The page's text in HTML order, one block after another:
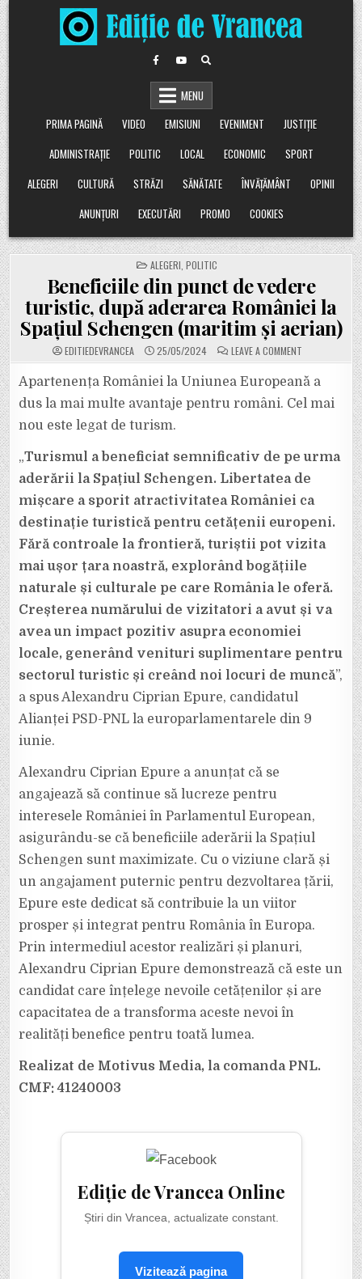
Skip
to
content
MENU
PRIMA PAGINĂ
VIDEO EMISIUNI EVENIMENT
JUSTIȚIE
ADMINISTRAȚIE
POLITIC LOCAL ECONOMIC
SPORT
ALEGERI
CULTURĂ STRĂZI SĂNĂTATE ÎNVĂȚĂMÂNT
OPINII
ANUNȚURI
EXECUTĂRI PROMO COOKIES
POSTED
IN
ALEGERI POLITIC
Beneficiile din punct de vedere
turistic, după aderarea României la
Spațiul Schengen (maritim și aerian)
EDITIEDEVRANCEA 25/05/2024 LEAVE A COMMENTON
BENEFICIILE
PUNCT
DE
VEDERE
TURISTIC,
SPAȚIUL
(MARITIM
ȘI
AERIAN)
Apartenența României la Uniunea Europeană a
dus la mai multe avantaje pentru români. Cel mai
nou este legat de turism.
„Turismul a beneficiat semnificativ de pe urma
aderării la Spațiul Schengen. Libertatea de
mișcare a sporit atractivitatea României ca
destinație turistică pentru cetățenii europeni.
Fără controale la frontieră, turiștii pot vizita
mai ușor țara noastră, explorând bogățiile
naturale și culturale pe care România le oferă.
Creșterea numărului de vizitatori a avut și va
avea un impact pozitiv asupra economiei
locale, generând venituri suplimentare pentru
sectorul turistic și creând noi locuri de muncă”,
a spus Alexandru Ciprian Epure, candidatul
Alianței PSD-PNL la europarlamentarele din 9
iunie.
Alexandru Ciprian Epure a anunțat că se
angajează să continue să lucreze pentru
interesele României în Parlamentul European,
asigurându-se că beneficiile aderării la Spațiul
Schengen sunt maximizate. Cu o viziune clară și
un angajament puternic pentru dezvoltarea țării,
Epure este dedicat să contribuie la un viitor
prosper și integrat pentru România în Europa.
Prin intermediul acestor realizări și planuri,
Alexandru Ciprian Epure demonstrează că este un
candidat care înțelege nevoile cetățenilor și are
capacitatea de a transforma aceste nevoi în
realități benefice pentru toată lumea.
Realizat de Motivus Media, la comanda PNL.
CMF: 41240003
Ediție de Vrancea Online
Știri din Vrancea, actualizate constant.
Vizitează pagina